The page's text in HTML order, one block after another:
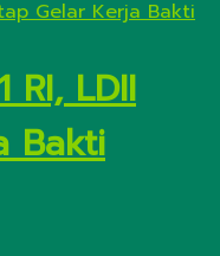
RI, LDII
Bakti